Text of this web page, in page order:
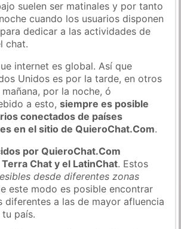
suelen ser matinales y por tanto
cuando los usuarios disponen
dedicar a las actividades de
chat.
internet es global. Así que
Unidos es por la tarde, en otros
por la noche, ó
a esto,siempre es posible
conectados de países
en el sitio de QuieroChat.Com.
por QuieroChat.Com
Chat y el LatinChat. Estos
desde diferentes zonas
este modo es posible encontrar
diferentes a las de mayor afluencia
país.